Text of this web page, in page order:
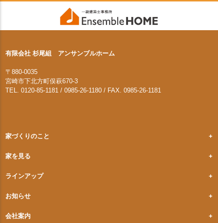
有限会社 杉尾組 アンサンブルホーム
〒880-0035
宮崎市下北方町俣萩670-3
TEL. 0120-85-1181 / 0985-26-1180 / FAX. 0985-26-1181
家づくりのこと
家を見る
ラインアップ
お知らせ
会社案内